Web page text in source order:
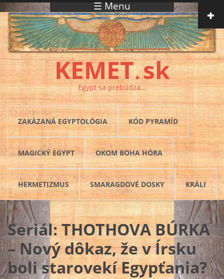
Skočiť na hlavný obsah ☰ Menu
KEMET▲ sk
Egypt sa prebúdza...
ZAKÁZANÁ EGYPTOLÓGIA KÓD PYRAMÍD
MAGICKÝ EGYPT OKOM BOHA HÓRA
HERMETIZMUS SMARAGDOVÉ DOSKY KRÁLI
Seriál: THOTHOVA BÚRKA
– Nový dôkaz, že v Írsku
boli starovekí Egypťania?